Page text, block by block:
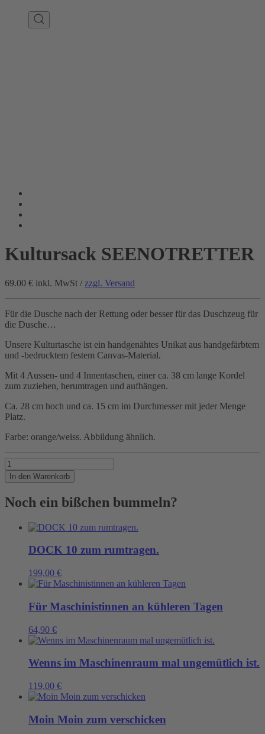
Kultursack SEENOTRETTER
69.00 € inkl. MwSt / zzgl. Versand
Für die Dusche nach der Rettung oder besser für das Duschzeug für
die Dusche…
Unsere Kulturtasche ist ein handgenähtes Unikat aus handgefärbtem
und -bedrucktem festem Canvas-Material.
Mit 4 Aussen- und 4 Innentaschen, einer ca. 38 cm lange Kordel
zum zuziehen, herumtragen und aufhängen.
Ca. 28 cm hoch und ca. 15 cm im Durchmesser mit jeder Menge
Platz.
Farbe: orange/weiss. Abbildung ähnlich.
Kultursack
SEENOTRETTER
Menge
In den Warenkorb
Noch ein bißchen bummeln?
DOCK 10 zum rumtragen.
199,00 €
Für Maschinistinnen an kühleren Tagen
64,90 €
Wenns im Maschinenraum mal ungemütlich ist.
119,00 €
Moin Moin zum verschicken